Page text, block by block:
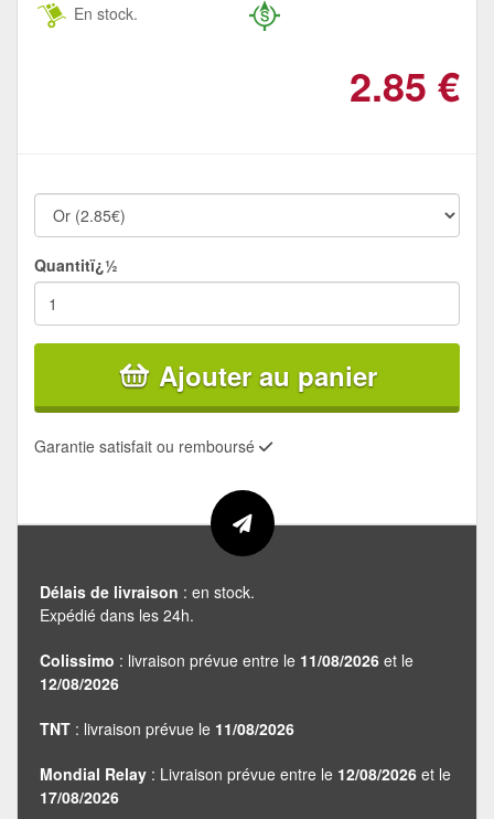
En stock.
2.85 €
Quantitï¿½
Ajouter au panier
Garantie satisfait ou remboursé
Délais de livraison : en stock.
Expédié dans les 24h.
Colissimo : livraison prévue entre le 11/08/2026 et le
12/08/2026
TNT : livraison prévue le 11/08/2026
Mondial Relay : Livraison prévue entre le 12/08/2026 et le
17/08/2026